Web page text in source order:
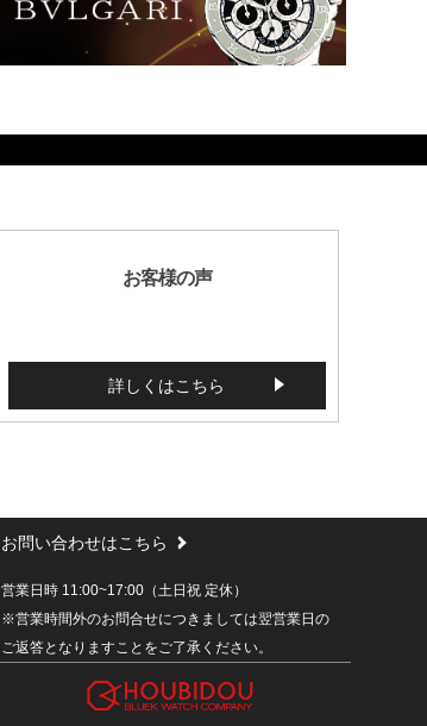
お客様の声
詳しくはこちら
お問い合わせはこちら
営業日時 11:00~17:00（土日祝 定休）
※営業時間外のお問合せにつきましては翌営業日の
ご返答となりますことをご了承ください。